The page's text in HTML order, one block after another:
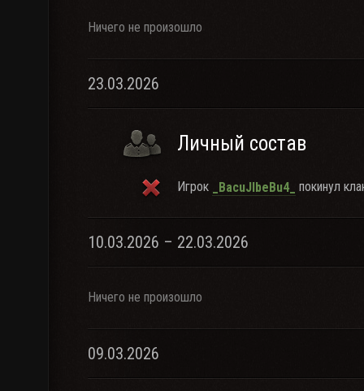
Ничего не произошло
23.03.2026
Личный состав
Игрок _BacuJIbeBu4_ покинул
10.03.2026 – 22.03.2026
Ничего не произошло
09.03.2026